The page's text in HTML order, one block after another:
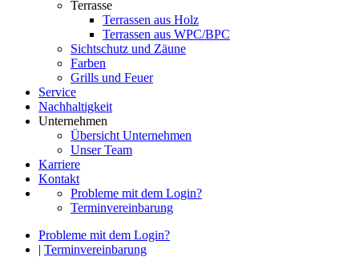
Terrasse
Terrassen aus Holz
Terrassen aus WPC/BPC
Sichtschutz und Zäune
Farben
Grills und Feuer
Service
Nachhaltigkeit
Unternehmen
Übersicht Unternehmen
Unser Team
Karriere
Kontakt
Probleme mit dem Login?
Terminvereinbarung
Probleme mit dem Login?
| Terminvereinbarung